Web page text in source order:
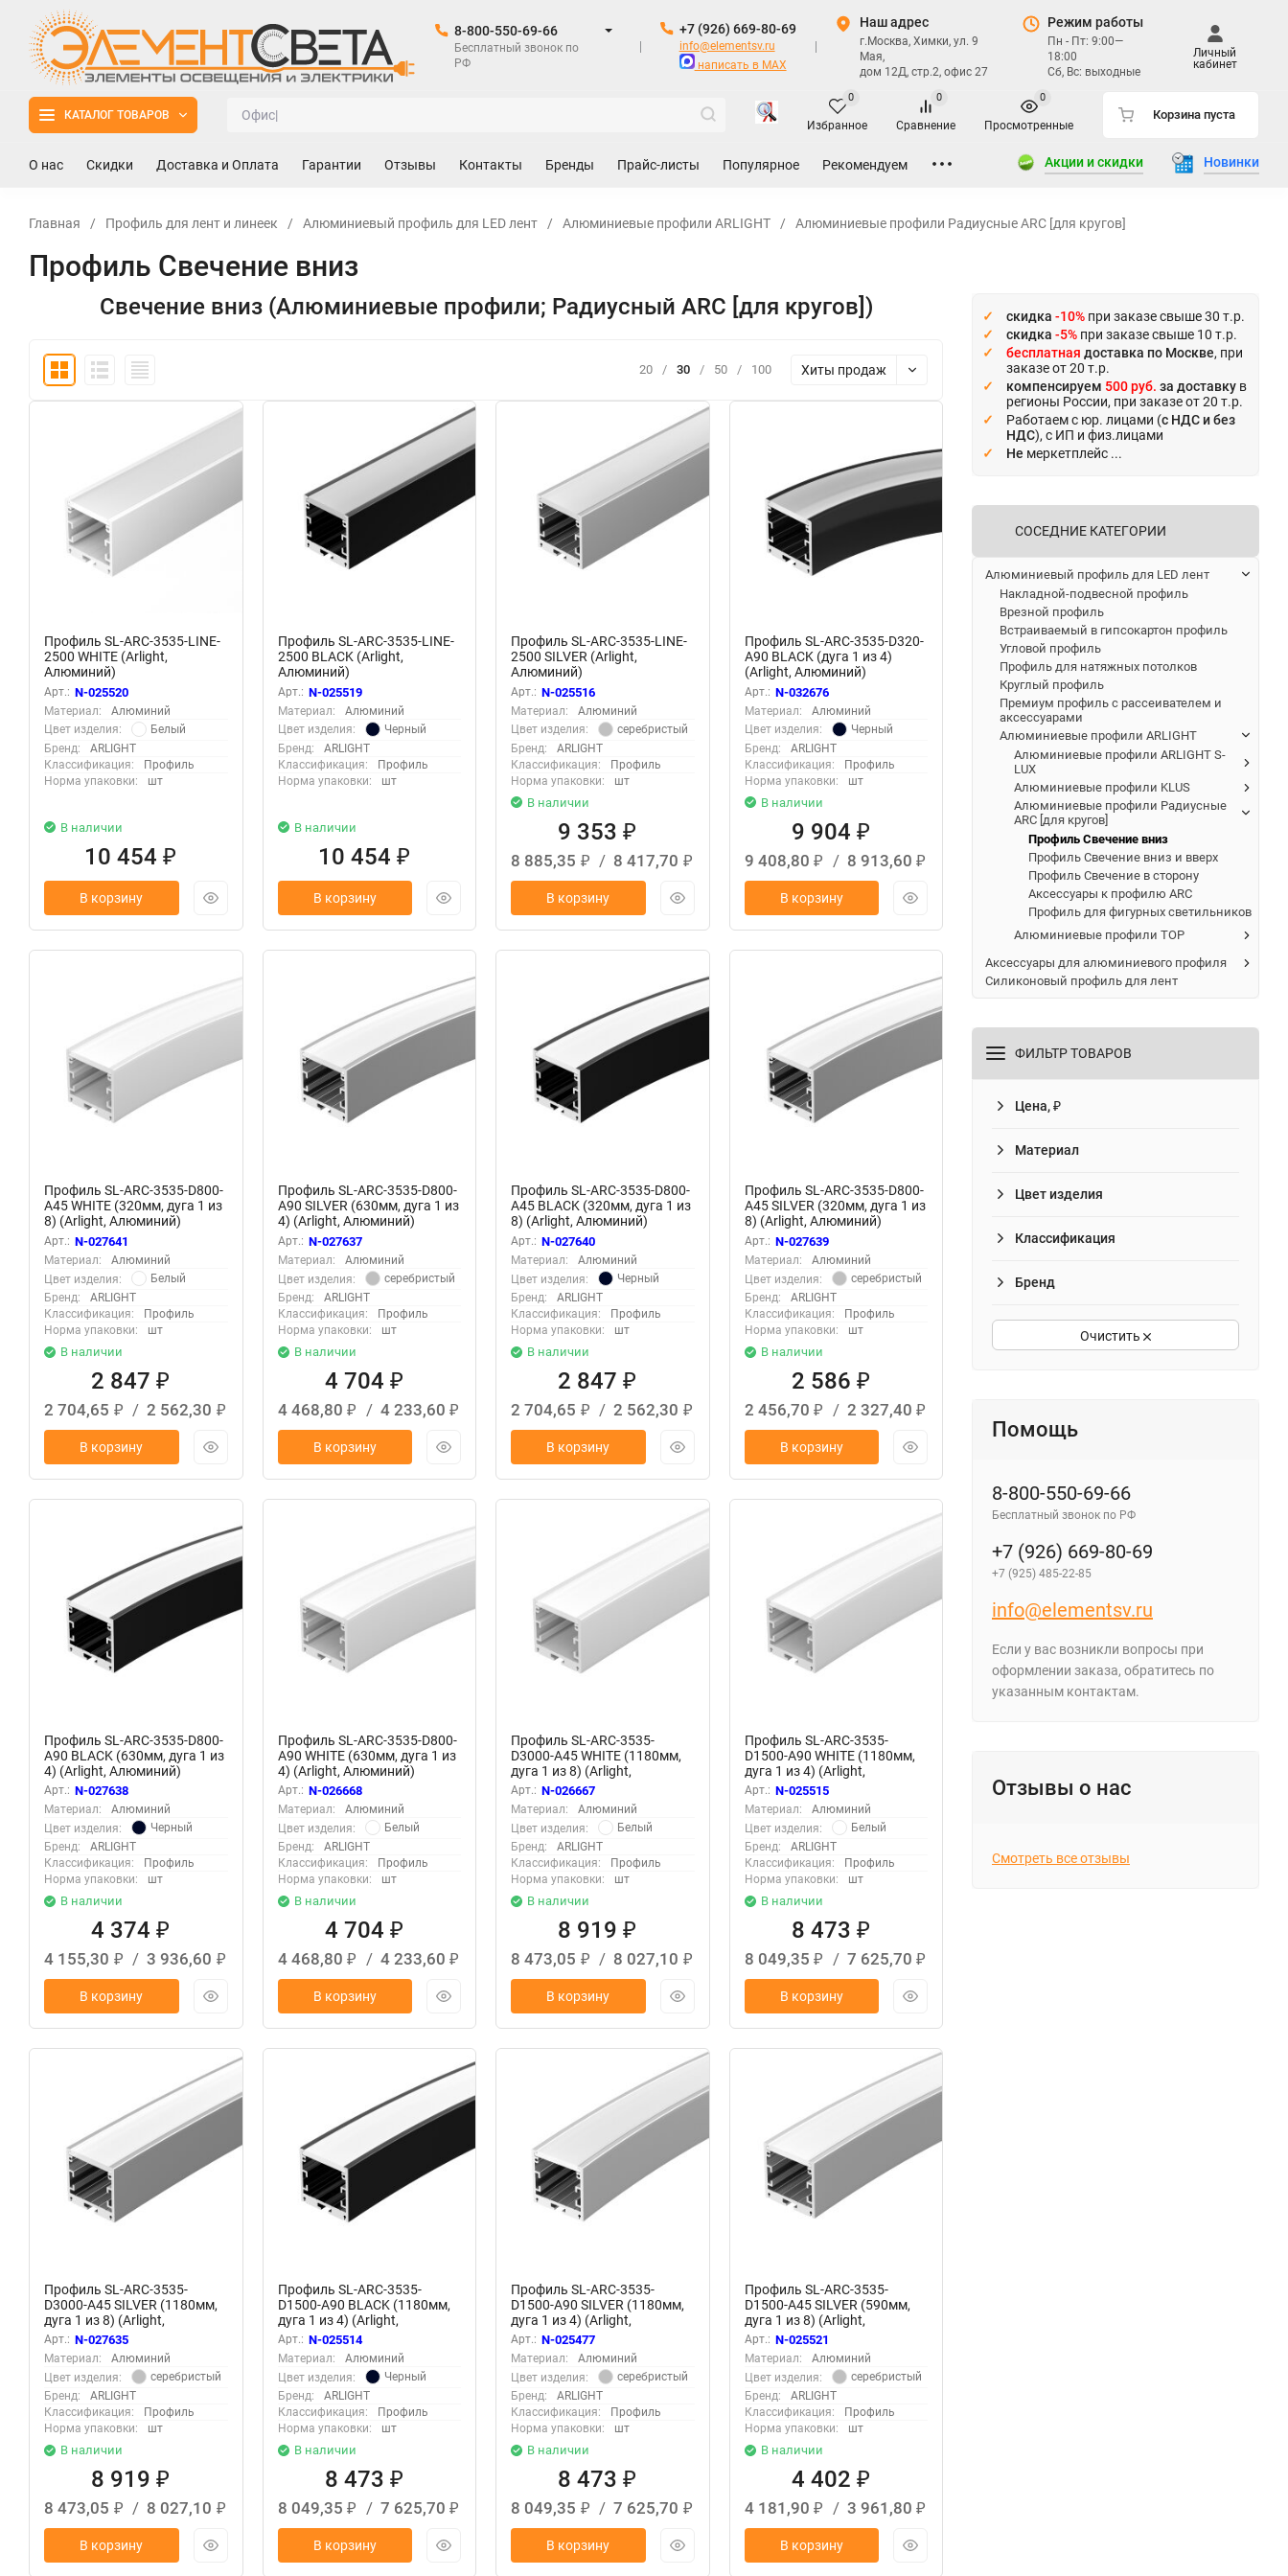
8-800-550-69-66
Бесплатный звонок по
РФ
+7 (926) 669-80-69
info@elementsv.ru
написать в MAX
Наш адрес
г.Москва, Химки, ул. 9
Мая,
дом 12Д, стр.2, офис 27
Режим работы
Пн - Пт: 9:00—
18:00
Сб, Вс: выходные
Личный
кабинет
КАТАЛОГ ТОВАРОВ
Избранное
0
Сравнение
0
Просмотренные
0
Корзина пуста
О нас Скидки Доставка и Оплата Гарантии Отзывы Контакты Бренды Прайс-листы Популярное Рекомендуем Акции и скидки Новинки
Главная / Профиль для лент и линеек / Алюминиевый профиль для LED лент / Алюминиевые профили ARLIGHT / Алюминиевые профили Радиусные ARC [для кругов]
Профиль Свечение вниз
Свечение вниз (Алюминиевые профили; Радиусный ARC [для кругов])
20 / 30 / 50 / 100 Хиты продаж
Профиль SL-ARC-3535-LINE-
2500 WHITE (Arlight,
Алюминий)
Арт.: N-025520
Материал:
Алюминий
Цвет изделия:
Белый
Бренд:
ARLIGHT
Классификация:
Профиль
Норма упаковки:
шт
В наличии
10 454₽
В корзину
Профиль SL-ARC-3535-LINE-
2500 BLACK (Arlight,
Алюминий)
Арт.: N-025519
Материал:
Алюминий
Цвет изделия:
Черный
Бренд:
ARLIGHT
Классификация:
Профиль
Норма упаковки:
шт
В наличии
10 454 ₽
В корзину
Профиль SL-ARC-3535-LINE-
2500 SILVER (Arlight,
Алюминий)
Арт.: N-025516
Материал:
Алюминий
Цвет изделия:
серебристый
Бренд:
ARLIGHT
Классификация:
Профиль
Норма упаковки:
шт
В наличии
9 353₽
8 885,35 ₽ / 8 417,70 ₽
В корзину
Профиль SL-ARC-3535-D320-
A90 BLACK (дуга 1 из 4)
(Arlight, Алюминий)
Арт.: N-032676
Материал:
Алюминий
Цвет изделия:
Черный
Бренд:
ARLIGHT
Классификация:
Профиль
Норма упаковки:
шт
В наличии
9 904 ₽
9 408,80 ₽ / 8 913,60 ₽
В корзину
Профиль SL-ARC-3535-D800-
A45 WHITE (320мм, дуга 1 из
8) (Arlight, Алюминий)
Арт.: N-027641
Материал:
Алюминий
Цвет изделия:
Белый
Бренд:
ARLIGHT
Классификация:
Профиль
Норма упаковки:
шт
В наличии
2 847₽
2 704,65 ₽ /2 562,30 ₽
В корзину
Профиль SL-ARC-3535-D800-
A90 SILVER (630мм, дуга 1 из
4) (Arlight, Алюминий)
Арт.: N-027637
Материал:
Алюминий
Цвет изделия:
серебристый
Бренд:
ARLIGHT
Классификация:
Профиль
Норма упаковки:
шт
В наличии
4 704 ₽
4 468,80 ₽ / 4 233,60 ₽
В корзину
Профиль SL-ARC-3535-D800-
A45 BLACK (320мм, дуга 1 из
8) (Arlight, Алюминий)
Арт.: N-027640
Материал:
Алюминий
Цвет изделия:
Черный
Бренд:
ARLIGHT
Классификация:
Профиль
Норма упаковки:
шт
В наличии
2 847₽
2 704,65 ₽ /2 562,30 ₽
В корзину
Профиль SL-ARC-3535-D800-
A45 SILVER (320мм, дуга 1 из
8) (Arlight, Алюминий)
Арт.: N-027639
Материал:
Алюминий
Цвет изделия:
серебристый
Бренд:
ARLIGHT
Классификация:
Профиль
Норма упаковки:
шт
В наличии
2 586 ₽
2 456,70 ₽ / 2 327,40 ₽
В корзину
Профиль SL-ARC-3535-D800-
A90 BLACK (630мм, дуга 1 из
4) (Arlight, Алюминий)
Арт.: N-027638
Материал:
Алюминий
Цвет изделия:
Черный
Бренд:
ARLIGHT
Классификация:
Профиль
Норма упаковки:
шт
В наличии
4 374₽
4 155,30 ₽ /3 936,60 ₽
В корзину
Профиль SL-ARC-3535-D800-
A90 WHITE (630мм, дуга 1 из
4) (Arlight, Алюминий)
Арт.: N-026668
Материал:
Алюминий
Цвет изделия:
Белый
Бренд:
ARLIGHT
Классификация:
Профиль
Норма упаковки:
шт
В наличии
4 704 ₽
4 468,80 ₽ / 4 233,60 ₽
В корзину
Профиль SL-ARC-3535-
D3000-A45 WHITE (1180мм,
дуга 1 из 8) (Arlight,
Алюминий)
Арт.: N-026667
Материал:
Алюминий
Цвет изделия:
Белый
Бренд:
ARLIGHT
Классификация:
Профиль
Норма упаковки:
шт
В наличии
8 919₽
8 473,05 ₽ / 8 027,10 ₽
В корзину
Профиль SL-ARC-3535-
D1500-A90 WHITE (1180мм,
дуга 1 из 4) (Arlight,
Алюминий)
Арт.: N-025515
Материал:
Алюминий
Цвет изделия:
Белый
Бренд:
ARLIGHT
Классификация:
Профиль
Норма упаковки:
шт
В наличии
8 473 ₽
8 049,35 ₽ / 7 625,70 ₽
В корзину
Профиль SL-ARC-3535-
D3000-A45 SILVER (1180мм,
дуга 1 из 8) (Arlight,
Алюминий)
Арт.: N-027635
Материал:
Алюминий
Цвет изделия:
серебристый
Бренд:
ARLIGHT
Классификация:
Профиль
Норма упаковки:
шт
В наличии
8 919₽
8 473,05 ₽ / 8 027,10 ₽
В корзину
Профиль SL-ARC-3535-
D1500-A90 BLACK (1180мм,
дуга 1 из 4) (Arlight,
Алюминий)
Арт.: N-025514
Материал:
Алюминий
Цвет изделия:
Черный
Бренд:
ARLIGHT
Классификация:
Профиль
Норма упаковки:
шт
В наличии
8 473 ₽
8 049,35 ₽ / 7 625,70 ₽
В корзину
Профиль SL-ARC-3535-
D1500-A90 SILVER (1180мм,
дуга 1 из 4) (Arlight,
Алюминий)
Арт.: N-025477
Материал:
Алюминий
Цвет изделия:
серебристый
Бренд:
ARLIGHT
Классификация:
Профиль
Норма упаковки:
шт
В наличии
8 473₽
8 049,35 ₽ /7 625,70 ₽
В корзину
Профиль SL-ARC-3535-
D1500-A45 SILVER (590мм,
дуга 1 из 8) (Arlight,
Алюминий)
Арт.: N-025521
Материал:
Алюминий
Цвет изделия:
серебристый
Бренд:
ARLIGHT
Классификация:
Профиль
Норма упаковки:
шт
В наличии
4 402 ₽
4 181,90 ₽ / 3 961,80 ₽
В корзину
скидка -10% при заказе свыше 30 т.р.
скидка -5% при заказе свыше 10 т.р.
бесплатная доставка по Москве, при
заказе от 20 т.р.
компенсируем 500 руб. за доставку в
регионы России, при заказе от 20 т.р.
Работаем с юр. лицами (с НДС и без
НДС), с ИП и физ.лицами
Не меркетплейс ...
СОСЕДНИЕ КАТЕГОРИИ
Алюминиевый профиль для LED лент
Накладной-подвесной профиль
Врезной профиль
Встраиваемый в гипсокартон профиль
Угловой профиль
Профиль для натяжных потолков
Круглый профиль
Премиум профиль с рассеивателем и
аксессуарами
Алюминиевые профили ARLIGHT
Алюминиевые профили ARLIGHT S-
LUX
Алюминиевые профили KLUS
Алюминиевые профили Радиусные
ARC [для кругов]
Профиль Свечение вниз
Профиль Свечение вниз и вверх
Профиль Свечение в сторону
Аксессуары к профилю ARC
Профиль для фигурных светильников
Алюминиевые профили TOP
Аксессуары для алюминиевого профиля
Силиконовый профиль для лент
ФИЛЬТР ТОВАРОВ
Цена, ₽
Материал
Цвет изделия
Классификация
Бренд
Очистить
Помощь
8-800-550-69-66
Бесплатный звонок по РФ
+7 (926) 669-80-69
+7 (925) 485-22-85
info@elementsv.ru
Если у вас возникли вопросы при
оформлении заказа, обратитесь по
указанным контактам.
Отзывы о нас
Смотреть все отзывы